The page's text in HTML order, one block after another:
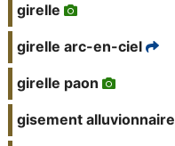
girelle
girelle arc-en-ciel
girelle paon
gisement alluvionnaire